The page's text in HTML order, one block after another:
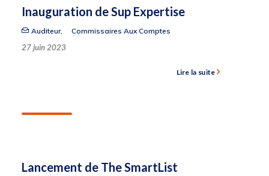
Inauguration de Sup Expertise
Auditeur, Commissaires Aux Comptes
27 juin 2023
Lire la suite
Lancement de The SmartList